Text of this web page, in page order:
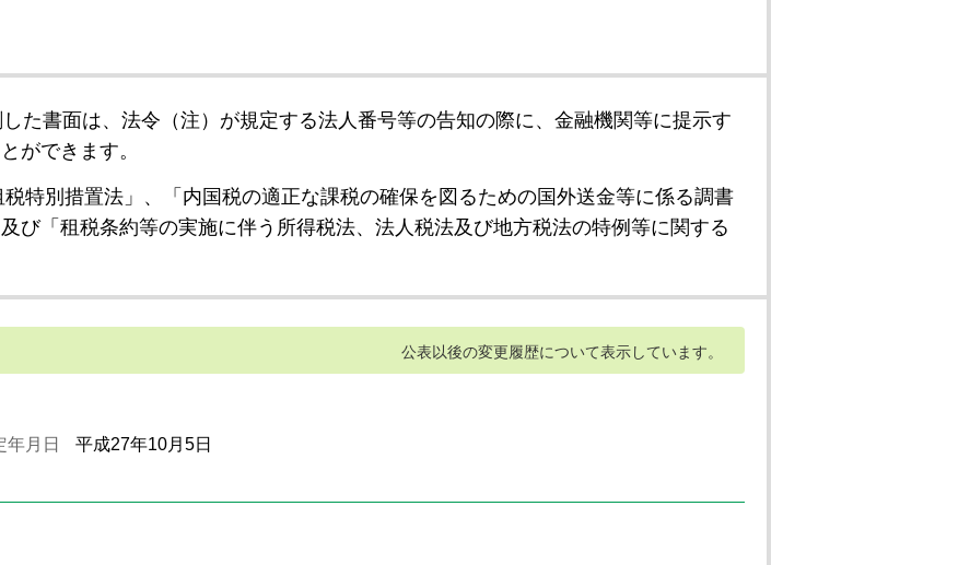
た書面は、法令（注）が規定する法人番号等の告知の際に、金融機関等に提示す
ができます。
税特別措置法」、「内国税の適正な課税の確保を図るための国外送金等に係る調書
び「租税条約等の実施に伴う所得税法、法人税法及び地方税法の特例等に関する
公表以後の変更履歴について表示しています。
年月日 平成27年10月5日